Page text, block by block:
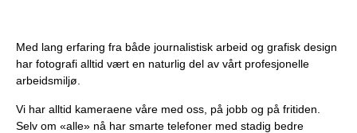
Med lang erfaring fra både journalistisk arbeid og grafisk design
har fotografi alltid vært en naturlig del av vårt profesjonelle
arbeidsmiljø.
Vi har alltid kameraene våre med oss, på jobb og på fritiden.
Selv om «alle» nå har smarte telefoner med stadig bedre